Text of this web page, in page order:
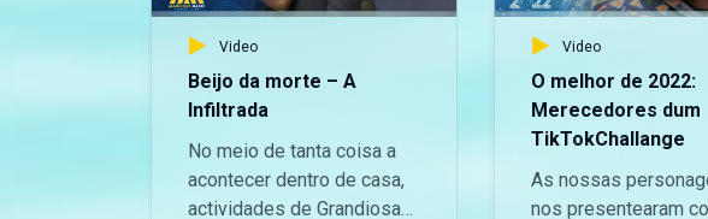
Moçambicano aqui no
Maningue Magic DStv
Família Canal 503 e GOtv
Max Canal 8.
Video
Beijo da morte – A
Infiltrada
No meio de tanta coisa a
acontecer dentro de casa,
actividades de Grandiosa
Video
O melhor de 2022:
Merecedores dum
TikTokChallange
As nossas
nos presentearam